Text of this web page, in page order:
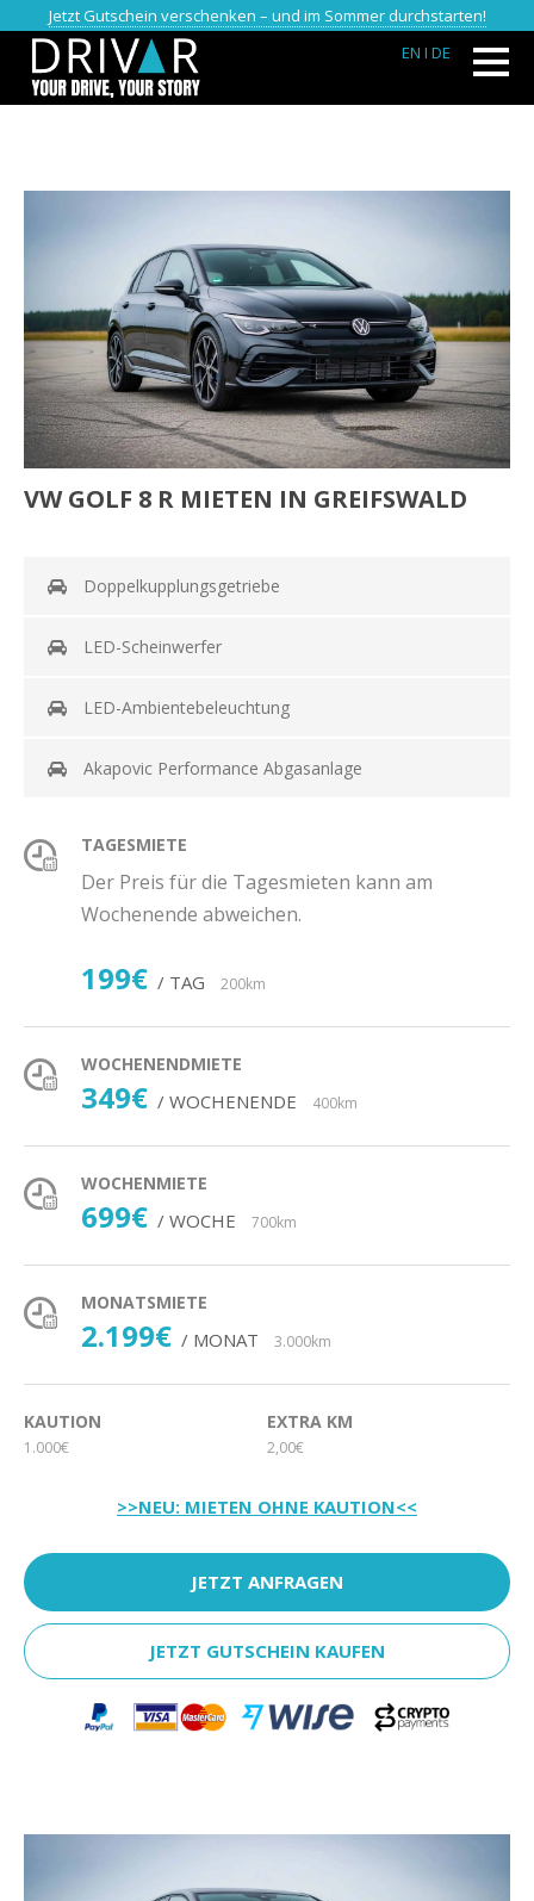
Jetzt Gutschein verschenken – und im Sommer durchstarten!
EN I DE
VW GOLF 8 R MIETEN IN GREIFSWALD
Doppelkupplungsgetriebe
LED-Scheinwerfer
LED-Ambientebeleuchtung
Akapovic Performance Abgasanlage
TAGESMIETE
Der Preis für die Tagesmieten kann am
Wochenende abweichen.
199€ / TAG 200km
WOCHENENDMIETE
349€ / WOCHENENDE 400km
WOCHENMIETE
699€ / WOCHE 700km
MONATSMIETE
2.199€ / MONAT 3.000km
KAUTION
1.000€
EXTRA KM
2,00€
>>NEU: MIETEN OHNE KAUTION<<
JETZT ANFRAGEN
JETZT GUTSCHEIN KAUFEN